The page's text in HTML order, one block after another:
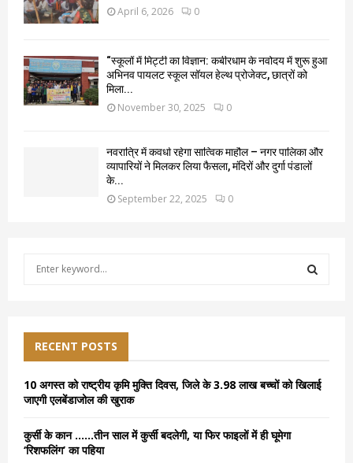
April 6, 2026 0
“स्कूलों में मिट्टी का विज्ञान: कबीरधाम के नवोदय में शुरू हुआ
अभिनव पायलट स्कूल सॉयल हेल्थ प्रोजेक्ट, छात्रों को
मिला...
November 30, 2025 0
नवरात्रि में कवर्धा रहेगा सात्विक माहौल – नगर पालिका और
व्यापारियों ने मिलकर लिया फैसला, मंदिरों और दुर्गा पंडालों
के...
September 22, 2025 0
f
o
r
RECENT POSTS
10 अगस्त को राष्ट्रीय कृमि मुक्ति दिवस, जिले के 3.98 लाख बच्चों को खिलाई
जाएगी एलबेंडाजोल की खुराक
कुर्सी के कान ……तीन साल में कुर्सी बदलेगी, या फिर फाइलों में ही घूमेगा
‘रिशफलिंग’ का पहिया